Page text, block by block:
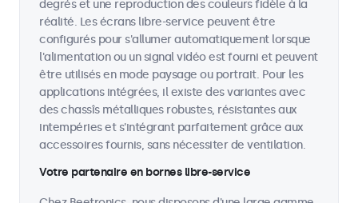
degrés et une reproduction des couleurs fidèle à la
réalité. Les écrans libre-service peuvent être
configurés pour s'allumer automatiquement lorsque
l'alimentation ou un signal vidéo est fourni et peuvent
être utilisés en mode paysage ou portrait. Pour les
applications intégrées, il existe des variantes avec
des chassîs métalliques robustes, résistantes aux
intempéries et s'intégrant parfaitement grâce aux
accessoires fournis, sans nécessiter de ventilation.
Votre partenaire en bornes libre-service